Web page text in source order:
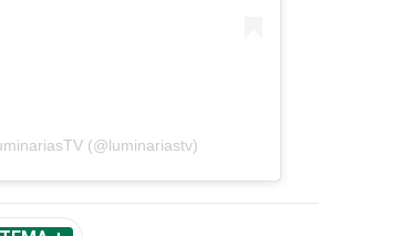
(@luminariastv)